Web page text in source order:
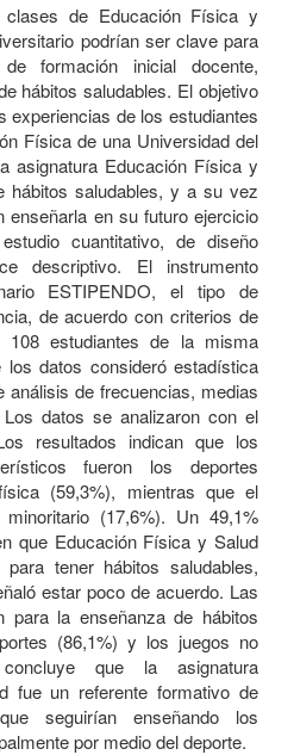
de Educación Física y
podrían ser clave para
formación inicial docente,
hábitos saludables. El objetivo
experiencias de los estudiantes
Física de una Universidad del
asignatura Educación Física y
hábitos saludables, y a su vez
enseñarla en su futuro ejercicio
cuantitativo, de diseño
descriptivo. El instrumento
ESTIPENDO, el tipo de
de acuerdo con criterios de
108 estudiantes de la misma
datos consideró estadística
análisis de frecuencias, medias
datos se analizaron con el
resultados indican que los
fueron los deportes
(59,3%), mientras que el
(17,6%). Un 49,1%
que Educación Física y Salud
tener hábitos saludables,
estar poco de acuerdo. Las
para la enseñanza de hábitos
(86,1%) y los juegos no
concluye que la asignatura
fue un referente formativo de
seguirían enseñando los
por medio del deporte.